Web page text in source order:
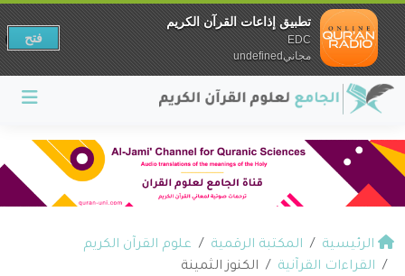
الرئيسية المكتبة الرقمية
علوم القرآن الكريم
القراءات القرآنية
الكنوز الثمينة
تطبيق إذاعات القرآن الكريم
EDC
مجانيundefined
فتح